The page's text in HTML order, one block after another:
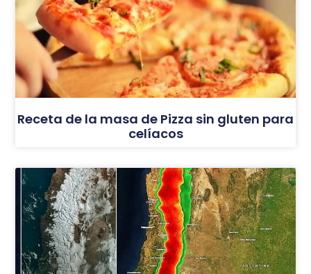
Receta de la masa de Pizza sin gluten para
celíacos